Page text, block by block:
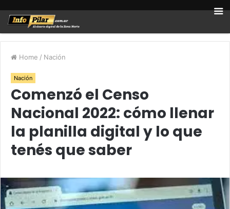
Home / Nación
Nación
Comenzó el Censo
Nacional 2022: cómo llenar
la planilla digital y lo que
tenés que saber